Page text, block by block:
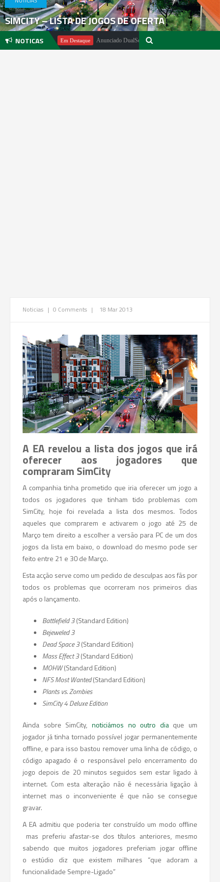
SIMCITY – LISTA DE JOGOS DE OFERTA
NOTICAS
Pachter Em Destaque Anunciado DualSense The Last of Us Limited Edition
Noticias | 0 Comments | 18 Mar 2013
A EA revelou a lista dos jogos que irá
oferecer aos jogadores que
compraram SimCity
A companhia tinha prometido que iria oferecer um jogo a
todos os jogadores que tinham tido problemas com
SimCity, hoje foi revelada a lista dos mesmos. Todos
aqueles que comprarem e activarem o jogo até 25 de
Março tem direito a escolher a versão para PC de um dos
jogos da lista em baixo, o download do mesmo pode ser
feito entre 21 e 30 de Março.
Esta acção serve como um pedido de desculpas aos fãs por
todos os problemas que ocorreram nos primeiros dias
após o lançamento.
Battlefield 3(Standard Edition)
Bejeweled 3
Dead Space 3(Standard Edition)
Mass Effect 3(Standard Edition)
MOHW(Standard Edition)
NFS Most Wanted(Standard Edition)
Plants vs. Zombies
SimCity 4 Deluxe Edition
Ainda sobre SimCity, noticiámos no outro diaque um
jogador já tinha tornado possível jogar permanentemente
offline, e para isso bastou remover uma linha de código, o
código apagado é o responsável pelo encerramento do
jogo depois de 20 minutos seguidos sem estar ligado à
internet. Com esta alteração não é necessária ligação à
internet mas o inconveniente é que não se consegue
gravar.
A EA admitiu que poderia ter construído um modo offline
mas preferiu afastar-se dos títulos anteriores, mesmo
sabendo que muitos jogadores preferiam jogar offline
o estúdio diz que existem milhares “que adoram a
funcionalidade Sempre-Ligado”